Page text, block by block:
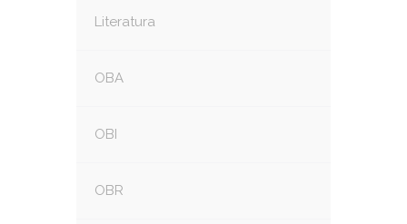
Literatura
OBA
OBI
OBR